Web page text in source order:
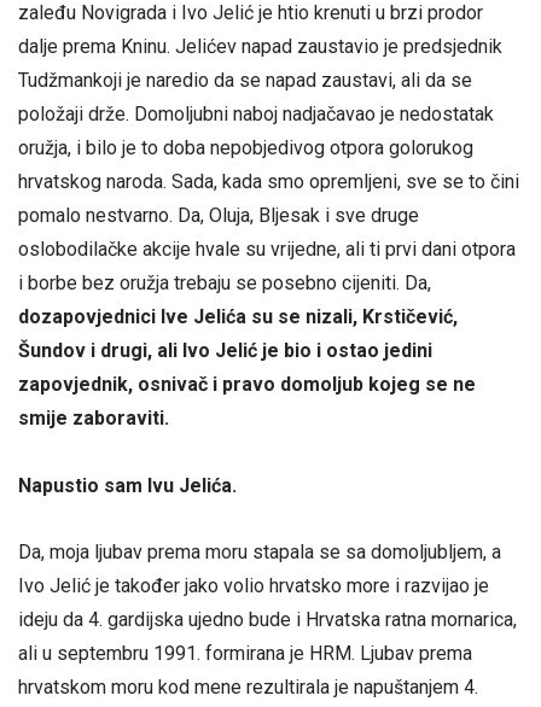
zaleđu Novigrada i Ivo Jelić je htio krenuti u brzi prodor
dalje prema Kninu. Jelićev napad zaustavio je predsjednik
Tudžmankoji je naredio da se napad zaustavi, ali da se
položaji drže. Domoljubni naboj nadjačavao je nedostatak
oružja, i bilo je to doba nepobjedivog otpora golorukog
hrvatskog naroda. Sada, kada smo opremljeni, sve se to čini
pomalo nestvarno. Da, Oluja, Bljesak i sve druge
oslobodilačke akcije hvale su vrijedne, ali ti prvi dani otpora
i borbe bez oružja trebaju se posebno cijeniti. Da,
dozapovjednici Ive Jelića su se nizali, Krstičević,
Šundov i drugi, ali Ivo Jelić je bio i ostao jedini
zapovjednik, osnivač i pravo domoljub kojeg se ne
smije zaboraviti.
Napustio sam Ivu Jelića.
Da, moja ljubav prema moru stapala se sa domoljubljem, a
Ivo Jelić je također jako volio hrvatsko more i razvijao je
ideju da 4. gardijska ujedno bude i Hrvatska ratna mornarica,
ali u septembru 1991. formirana je HRM. Ljubav prema
hrvatskom moru kod mene rezultirala je napuštanjem 4.